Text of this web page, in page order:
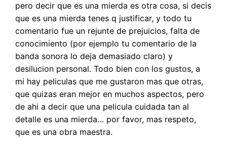
pero decir que es una mierda es otra cosa, si decis
que es una mierda tenes q justificar, y todo tu
comentario fue un rejunte de prejuicios, falta de
conocimiento (por ejemplo tu comentario de la
banda sonora lo deja demasiado claro) y
desilucion personal. Todo bien con los gustos, a
mi hay peliculas que me gustaron mas que otras,
que quizas eran mejor en muchos aspectos, pero
de ahi a decir que una pelicula cuidada tan al
detalle es una mierda… por favor, mas respeto,
que es una obra maestra.